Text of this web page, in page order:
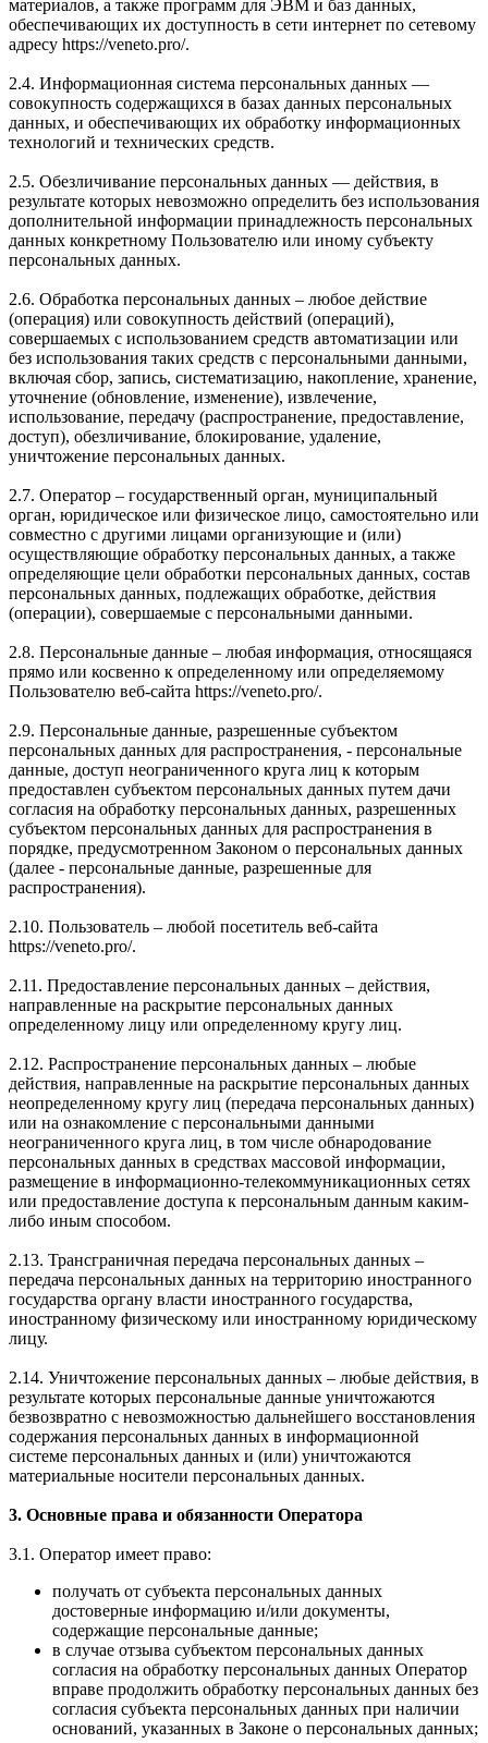
материалов, а также программ для ЭВМ и баз данных,
обеспечивающих их доступность в сети интернет по сетевому
адресу https://veneto.pro/.
2.4. Информационная система персональных данных —
совокупность содержащихся в базах данных персональных
данных, и обеспечивающих их обработку информационных
технологий и технических средств.
2.5. Обезличивание персональных данных — действия, в
результате которых невозможно определить без использования
дополнительной информации принадлежность персональных
данных конкретному Пользователю или иному субъекту
персональных данных.
2.6. Обработка персональных данных – любое действие
(операция) или совокупность действий (операций),
совершаемых с использованием средств автоматизации или
без использования таких средств с персональными данными,
включая сбор, запись, систематизацию, накопление, хранение,
уточнение (обновление, изменение), извлечение,
использование, передачу (распространение, предоставление,
доступ), обезличивание, блокирование, удаление,
уничтожение персональных данных.
2.7. Оператор – государственный орган, муниципальный
орган, юридическое или физическое лицо, самостоятельно или
совместно с другими лицами организующие и (или)
осуществляющие обработку персональных данных, а также
определяющие цели обработки персональных данных, состав
персональных данных, подлежащих обработке, действия
(операции), совершаемые с персональными данными.
2.8. Персональные данные – любая информация, относящаяся
прямо или косвенно к определенному или определяемому
Пользователю веб-сайта https://veneto.pro/.
2.9. Персональные данные, разрешенные субъектом
персональных данных для распространения, - персональные
данные, доступ неограниченного круга лиц к которым
предоставлен субъектом персональных данных путем дачи
согласия на обработку персональных данных, разрешенных
субъектом персональных данных для распространения в
порядке, предусмотренном Законом о персональных данных
(далее - персональные данные, разрешенные для
распространения).
2.10. Пользователь – любой посетитель веб-сайта
https://veneto.pro/.
2.11. Предоставление персональных данных – действия,
направленные на раскрытие персональных данных
определенному лицу или определенному кругу лиц.
2.12. Распространение персональных данных – любые
действия, направленные на раскрытие персональных данных
неопределенному кругу лиц (передача персональных данных)
или на ознакомление с персональными данными
неограниченного круга лиц, в том числе обнародование
персональных данных в средствах массовой информации,
размещение в информационно-телекоммуникационных сетях
или предоставление доступа к персональным данным каким-
либо иным способом.
2.13. Трансграничная передача персональных данных –
передача персональных данных на территорию иностранного
государства органу власти иностранного государства,
иностранному физическому или иностранному юридическому
лицу.
2.14. Уничтожение персональных данных – любые действия, в
результате которых персональные данные уничтожаются
безвозвратно с невозможностью дальнейшего восстановления
содержания персональных данных в информационной
системе персональных данных и (или) уничтожаются
материальные носители персональных данных.
3. Основные права и обязанности Оператора
3.1. Оператор имеет право:
получать от субъекта персональных данных
достоверные информацию и/или документы,
содержащие персональные данные;
в случае отзыва субъектом персональных данных
согласия на обработку персональных данных Оператор
вправе продолжить обработку персональных данных без
согласия субъекта персональных данных при наличии
оснований, указанных в Законе о персональных данных;